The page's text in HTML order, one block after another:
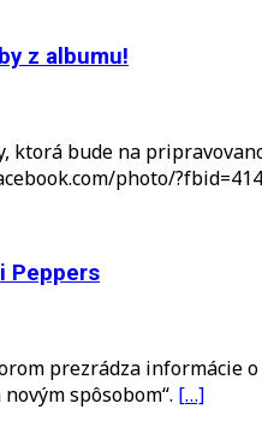
z albumu!
bude na
photo/
Peppers
prezrádza informácie
spôsobom“. […]